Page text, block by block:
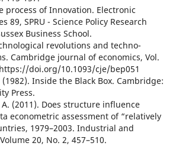
process of Innovation. Electronic
89, SPRU - Science Policy Research
Business School.
revolutions and techno-
Cambridge journal of economics, Vol.
doi.org/10.1093/cje/bep051
Inside the Black Box. Cambridge:
Press.
A. (2011). Does structure influence
econometric assessment of “relatively
1979–2003. Industrial and
20, No. 2, 457–510.